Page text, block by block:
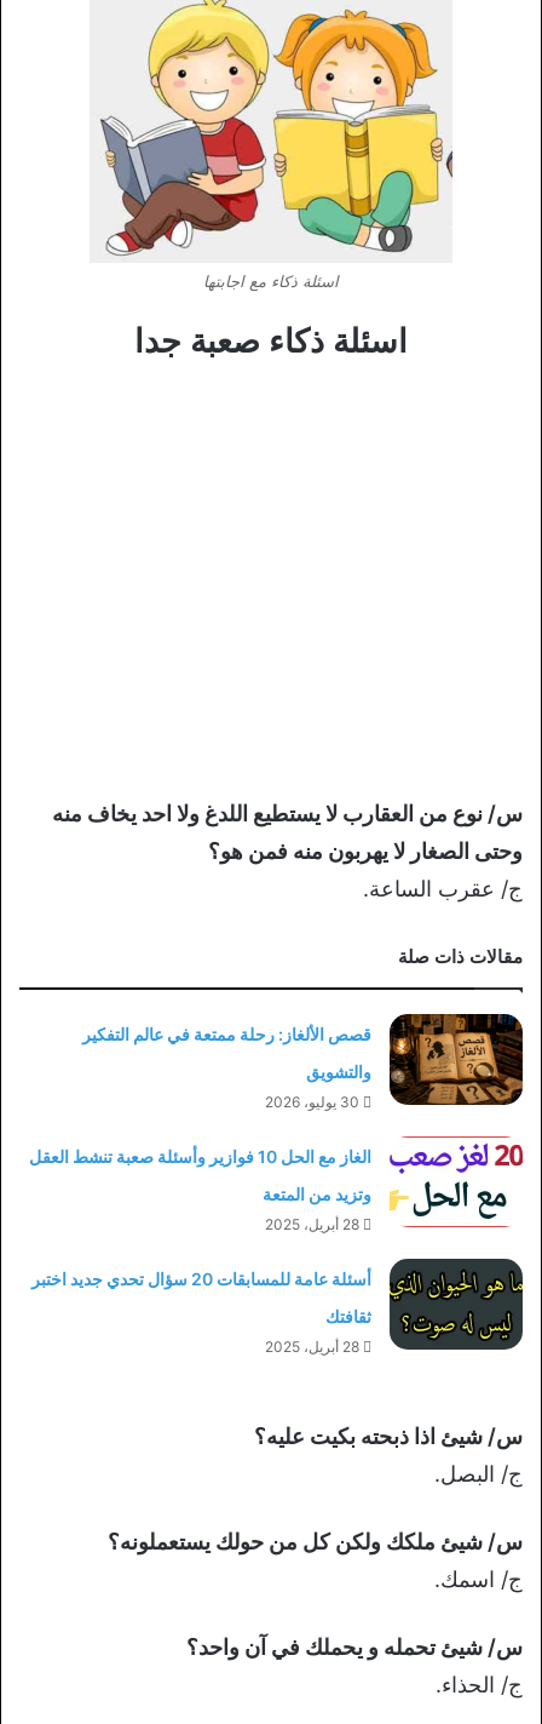
اسئلة ذكاء مع اجابتها
اسئلة ذكاء صعبة جدا
س/ نوع من العقارب لا يستطيع اللدغ ولا احد يخاف منه
وحتى الصغار لا يهربون منه فمن هو؟
ج/ عقرب الساعة.
مقالات ذات صلة
قصص الألغاز: رحلة ممتعة في عالم التفكير
والتشويق
30 يوليو، 2026
الغاز مع الحل 10 فوازير وأسئلة صعبة تنشط العقل
وتزيد من المتعة
28 أبريل، 2025
أسئلة عامة للمسابقات 20 سؤال تحدي جديد اختبر
ثقافتك
28 أبريل، 2025
س/ شيئ اذا ذبحته بكيت عليه؟
ج/ البصل.
س/ شيئ ملكك ولكن كل من حولك يستعملونه؟
ج/ اسمك.
س/ شيئ تحمله و يحملك في آن واحد؟
ج/ الحذاء.